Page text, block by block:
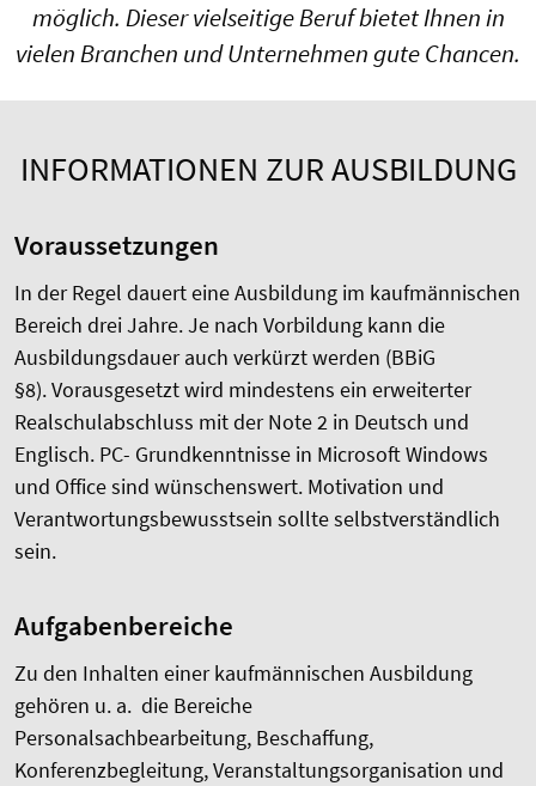
möglich. Dieser vielseitige Beruf bietet Ihnen in
vielen Branchen und Unternehmen gute Chancen.
INFORMATIONEN ZUR AUSBILDUNG
Voraussetzungen
In der Regel dauert eine Ausbildung im kaufmännischen
Bereich drei Jahre.Je nach Vorbildung kann die
Ausbildungsdauer auch verkürzt werden (BBiG
§8).Vorausgesetzt wird mindestens ein erweiterter
Realschulabschluss mit der Note 2 in Deutsch und
Englisch. PC- Grundkenntnisse in Microsoft Windows
und Office sind wünschenswert. Motivation und
Verantwortungsbewusstsein sollte selbstverständlich
sein.
Aufgabenbereiche
Zu den Inhalten einer kaufmännischen Ausbildung
gehören u. a. die Bereiche
Personalsachbearbeitung, Beschaffung,
Konferenzbegleitung, Veranstaltungsorganisation und